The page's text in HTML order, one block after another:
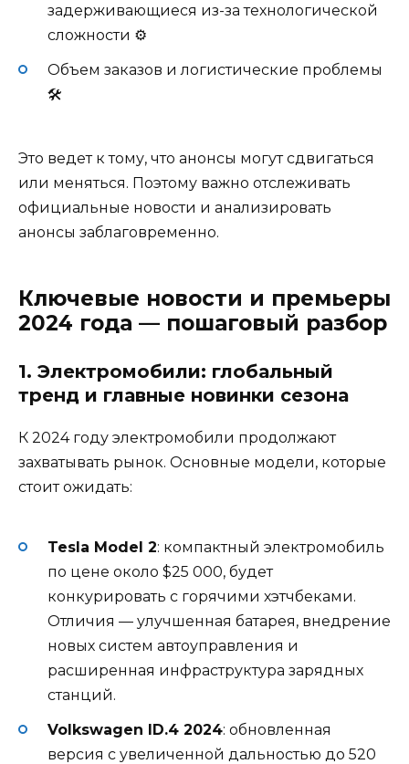
задерживающиеся из-за технологической
сложности ⚙️
Объем заказов и логистические проблемы
🛠️
Это ведет к тому, что анонсы могут сдвигаться
или меняться. Поэтому важно отслеживать
официальные новости и анализировать
анонсы заблаговременно.
Ключевые новости и премьеры
2024 года — пошаговый разбор
1. Электромобили: глобальный
тренд и главные новинки сезона
К 2024 году электромобили продолжают
захватывать рынок. Основные модели, которые
стоит ожидать:
Tesla Model 2: компактный электромобиль
по цене около $25 000, будет
конкурировать с горячими хэтчбеками.
Отличия — улучшенная батарея, внедрение
новых систем автоуправления и
расширенная инфраструктура зарядных
станций.
Volkswagen ID.4 2024: обновленная
версия с увеличенной дальностью до 520